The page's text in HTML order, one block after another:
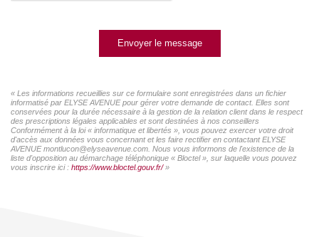
Envoyer le message
« Les informations recueillies sur ce formulaire sont enregistrées dans un fichier
informatisé par ELYSE AVENUE pour gérer votre demande de contact. Elles sont
conservées pour la durée nécessaire à la gestion de la relation client dans le respect
des prescriptions légales applicables et sont destinées à nos conseillers
Conformément à la loi « informatique et libertés », vous pouvez exercer votre droit
d'accès aux données vous concernant et les faire rectifier en contactant ELYSE
AVENUE montlucon@elyseavenue.com. Nous vous informons de l'existence de la
liste d'opposition au démarchage téléphonique « Bloctel », sur laquelle vous pouvez
vous inscrire ici : https://www.bloctel.gouv.fr/»